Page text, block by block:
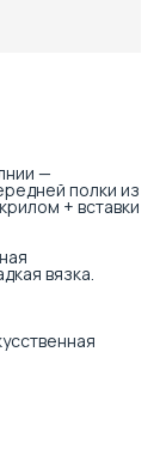
—
полки из
+ вставки
вязка.